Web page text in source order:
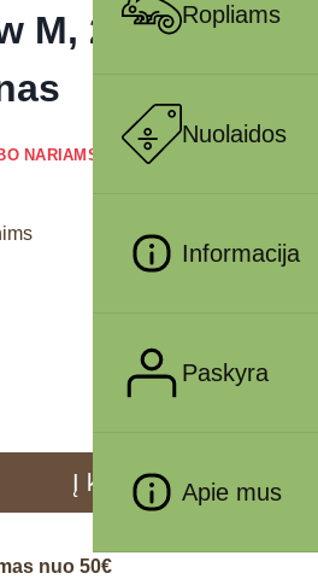
Ropliams
Nuolaidos
Informacija
Paskyra
Apie mus
M, 2,5×120
NARIAMS 9.03€
Į krepšelį
nuo 50€